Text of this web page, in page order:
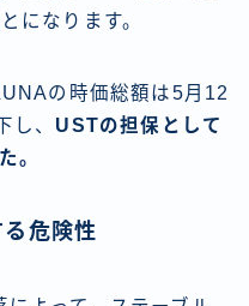
になります。
の時価総額は5月12
し、 USTの担保として
。
危険性